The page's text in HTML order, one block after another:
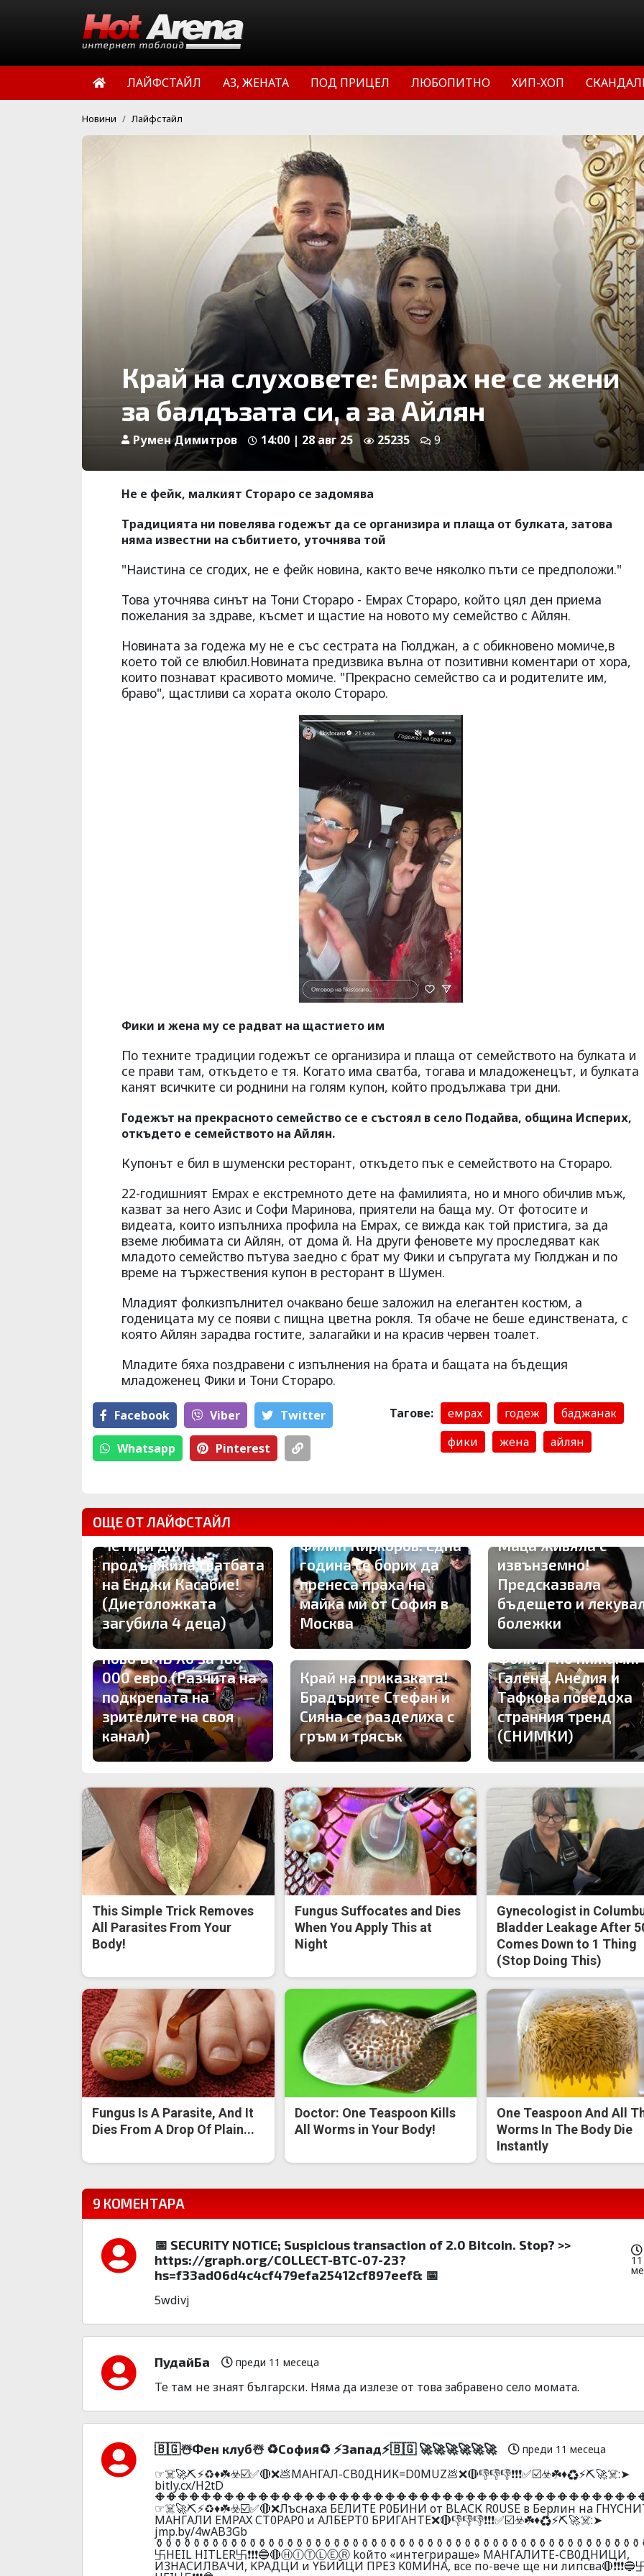
ЛАЙФСТАЙЛ АЗ, ЖЕНАТА ПОД ПРИЦЕЛ ЛЮБОПИТНО ХИП-ХОП
Новини Лайфстайл
Край на слуховете: Емрах не се жени
за балдъзата си, а за Айлян
Румен Димитров 14:00 | 28 авг 25 25235 9
Не е фейк, малкият Стораро се задомява
Традицията ни повелява годежът да се организира и плаща от булката, затова
няма известни на събитието, уточнява той
"Наистина се сгодих, не е фейк новина, както вече няколко пъти се предположи."
Това уточнява синът на Тони Стораро - Емрах Стораро, който цял ден приема
пожелания за здраве, късмет и щастие на новото му семейство с Айлян.
Новината за годежа му не е със сестрата на Гюлджан, а с обикновено момиче,в
което той се влюбил.Новината предизвика вълна от позитивни коментари от хора,
които познават красивото момиче. "Прекрасно семейство са и родителите им,
браво", щастливи са хората около Стораро.
Фики и жена му се радват на щастието им
По техните традиции годежът се организира и плаща от семейството на булката и
се прави там, откъдето е тя. Когато има сватба, тогава и младоженецът, и булката
канят всичките си роднини на голям купон, който продължава три дни.
Годежът на прекрасното семейство се е състоял в село Подайва, община Исперих,
откъдето е семейството на Айлян.
Купонът е бил в шуменски ресторант, откъдето пък е семейството на Стораро.
22-годишният Емрах е екстремното дете на фамилията, но и много обичлив мъж,
казват за него Азис и Софи Маринова, приятели на баща му. От фотосите и
видеата, които изпълниха профила на Емрах, се вижда как той пристига, за да
вземе любимата си Айлян, от дома й. На други феновете му проследяват как
младото семейство пътува заедно с брат му Фики и съпругата му Гюлджан и по
време на тържествения купон в ресторант в Шумен.
Младият фолкизпълнител очаквано беше заложил на елегантен костюм, а
годеницата му се появи с пищна цветна рокля. Тя обаче не беше единствената, с
която Айлян зарадва гостите, залагайки и на красив червен тоалет.
Младите бяха поздравени с изпълнения на брата и бащата на бъдещия
младоженец Фики и Тони Стораро.
Facebook Viber Тwitter
Whatsapp Pinterest
Тагове: емрах годеж
баджанак
фики
жена айлян
ОЩЕ ОТ ЛАЙФСТАЙЛ
Четири дни
продължила сватбата
на Енджи Касабие!
(Диетоложката
загубила 4 деца)
Филип Киркоров: Една
година се борих да
пренеса праха на
майка ми от София в
Москва
Маца живяла с
извънземно!
Предсказвала
бъдещето и
болежки
Карбовски подкара
ново БМВ Х6 за 180
000 евро (Разчита на
подкрепата на
зрителите на своя
канал)
Край на приказката!
Брадърите Стефан и
Сияна се разделиха с
гръм и трясък
Фолкът по пижами!
Галена, Анелия и
Тафкова поведоха
странния тренд
(СНИМКИ)
This Simple Trick Removes
All Parasites From Your
Body!
Fungus Suffocates and Dies
When You Apply This at
Night
Gynecologist in
Bladder Leakage After
Comes Down to 1 Thing
(Stop Doing This)
Fungus Is A Parasite, And It
Dies From A Drop Of Plain...
Doctor: One Teaspoon Kills
All Worms in Your Body!
One Teaspoon And All
Worms In The Body Die
Instantly
9 КОМЕНТАРА
📅 SECURITY NOTICE; Suspicious transaction of 2.0 Bitcoin. Stop? >>
https://graph.org/COLLECT-BTC-07-23?
hs=f33ad06d4c4cf479efa25412cf897eef& 📅
11
5wdivj
ПудайБа преди 11 месеца
Те там не знаят български. Няма да излезе от това забравено село момата.
🇧🇬☃️Фeн клyб☃️ ♻️Сoфия♻️ ⚡Зaпaд⚡🇧🇬 🚀🚀🚀🚀🚀🚀 преди 11 месеца
☞☠️🚀⛏️⚡♻️♦️☘️☣️☑️✅🔴❌💩МАHГАЛ-CB0ДHИK=D0MUZ💩❌🔴👎👎👎❗❗❗✅☑️☣️☘️♦️♻️⚡⛏️🚀☠️:➤
bitly.cx/H2tD
☞☠️🚀⛏️⚡♻️♦️☘️☣️☑️✅🔴❌Лъcнaxa БEЛИТE P0БИHИ от BLAСК R0USЕ в Бepлин нa
MAHГAЛИ EMPAX CT0PAP0 и АЛБEPT0 БPИГAHTE❌🔴👎👎👎❗❗❗✅☑️☣️☘️♦️♻️⚡⛏️🚀☠️:➤
jmp.by/4wAB3Gb
卐НЕIL НIТLЕR卐❗❗❗🔵🔴ⒽⒾⓉⓁⒺⓇ koйтo «интeгpиpaшe» MAHГAЛИTE-CB0ДHИЦИ,
И3HACИЛBAЧИ, KPAДЦИ и YБИЙЦИ ПPE3 K0MИHA, вce пo-вeчe щe ни липcвa🔴❗❗❗🔵